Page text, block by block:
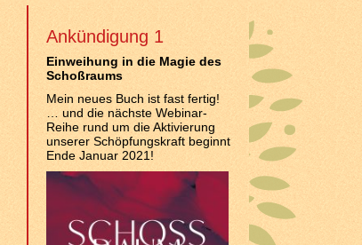
Ankündigung 1
Einweihung in die Magie des
Schoßraums
Mein neues Buch ist fast fertig!
… und die nächste Webinar-
Reihe rund um die Aktivierung
unserer Schöpfungskraft beginnt
Ende Januar 2021!